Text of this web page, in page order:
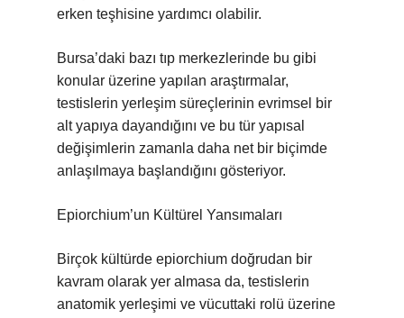
erken teşhisine yardımcı olabilir.
Bursa’daki bazı tıp merkezlerinde bu gibi
konular üzerine yapılan araştırmalar,
testislerin yerleşim süreçlerinin evrimsel bir
alt yapıya dayandığını ve bu tür yapısal
değişimlerin zamanla daha net bir biçimde
anlaşılmaya başlandığını gösteriyor.
Epiorchium’un Kültürel Yansımaları
Birçok kültürde epiorchium doğrudan bir
kavram olarak yer almasa da, testislerin
anatomik yerleşimi ve vücuttaki rolü üzerine